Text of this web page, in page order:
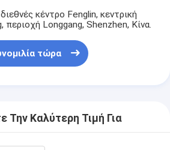
κέντρο Fenglin, κεντρική
περιοχή Longgang, Shenzhen, Κίνα.
τώρα
Την Καλύτερη Τιμή Για